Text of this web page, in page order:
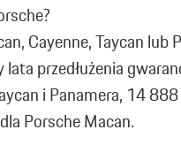
Cayenne, Taycan lub
przedłużenia
i Panamera, 14
Porsche Macan.